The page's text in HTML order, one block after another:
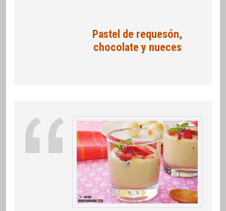
Pastel de requesón,
chocolate y nueces